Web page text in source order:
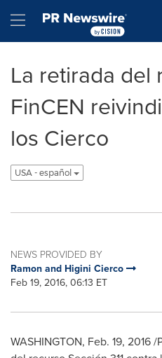
Hamburger menu
La retirada del
FinCEN
los Cierco
USA - español
NEWS PROVIDED BY
Ramon and Higini Cierco
Feb 19, 2016, 06:13 ET
WASHINGTON, Feb. 19, 2016/